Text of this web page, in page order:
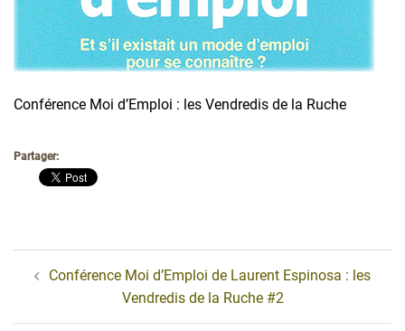
Conférence Moi d’Emploi : les Vendredis de la Ruche
Partager:
d’article
Conférence Moi d’Emploi de Laurent Espinosa : les
Vendredis de la Ruche #2